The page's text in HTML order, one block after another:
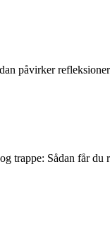
påvirker
trappe: Sådan får du